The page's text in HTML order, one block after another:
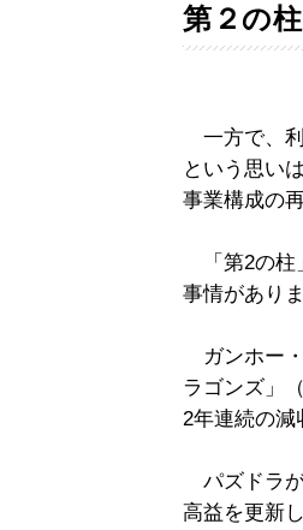
第２の
一方で、
という思い
事業構成の
「第2の柱
事情がありま
ガンホー
ラゴンズ」
2年連続の減
パズドラが
高益を更新